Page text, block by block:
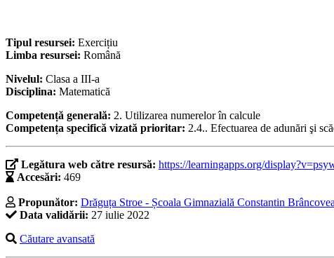
Tipul resursei: Exercițiu
Limba resursei: Română
Nivelul: Clasa a III-a
Disciplina: Matematică
Competență generală: 2. Utilizarea numerelor în calcule
Competența specifică vizată prioritar: 2.4.. Efectuarea de adunări şi
Legătura web către resursă: https://learningapps.org/
Accesări: 469
Propunător: Drăguța Stroe - Școala Gimnazială Constantin
Data validării: 27 iulie 2022
Căutare avansată